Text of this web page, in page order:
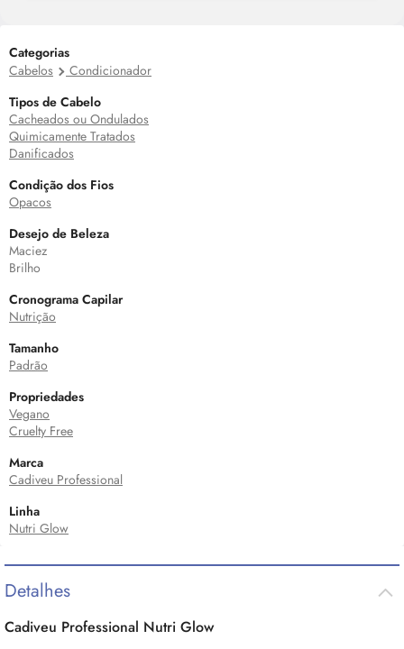
Categorias
Cabelos
Condicionador
Tipos de Cabelo
Cacheados ou Ondulados
Quimicamente Tratados
Danificados
Condição dos Fios
Opacos
Desejo de Beleza
Maciez
Brilho
Cronograma Capilar
Nutrição
Tamanho
Padrão
Propriedades
Vegano
Cruelty Free
Marca
Cadiveu Professional
Linha
Nutri Glow
Detalhes
Cadiveu Professional Nutri Glow